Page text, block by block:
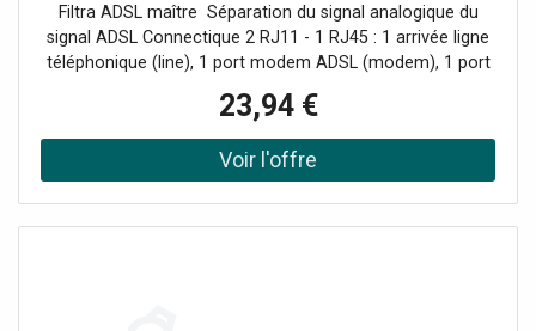
Filtra ADSL maître Séparation du signal analogique du
signal ADSL Connectique 2 RJ11 - 1 RJ45 : 1 arrivée ligne
téléphonique (line), 1 port modem ADSL (modem), 1 port
23,94 €